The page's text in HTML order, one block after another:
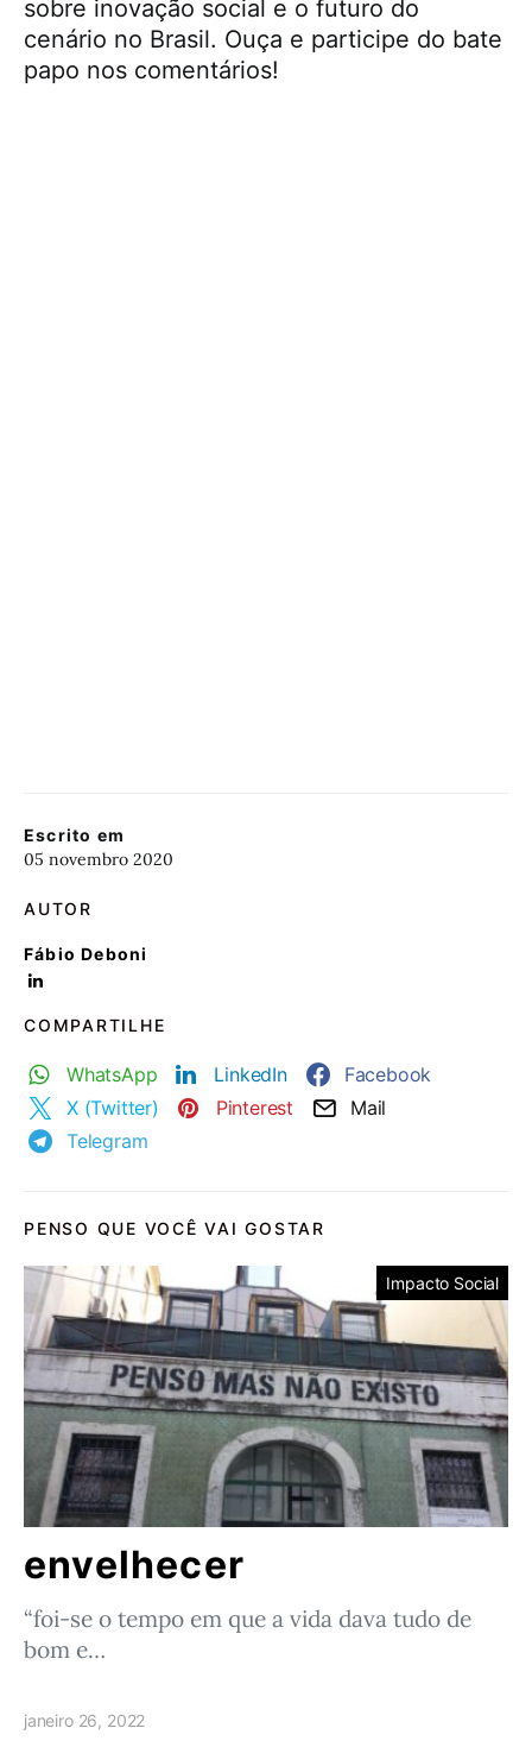
Escrito em
05 novembro 2020
AUTOR
Fábio Deboni
COMPARTILHE
WhatsApp LinkedIn
Facebook
X (Twitter)
Pinterest
Mail
Telegram
sobre inovação social e o futuro do
cenário no Brasil. Ouça e participe do bate
papo nos comentários!
PENSO QUE VOCÊ VAI GOSTAR
Impacto Social
envelhecer
“foi-se o tempo em que a vida dava tudo de
bom e…
janeiro 26, 2022